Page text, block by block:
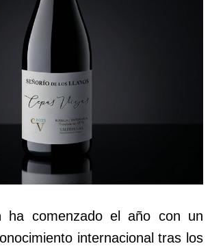
ha comenzado el año con un
internacional tras los